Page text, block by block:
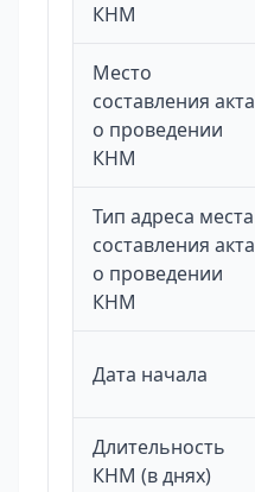
КНМ
Место
составления акта
о проведении
КНМ
Тип адреса места
составления акта
о проведении
КНМ
Дата начала
Длительность
КНМ (в днях)